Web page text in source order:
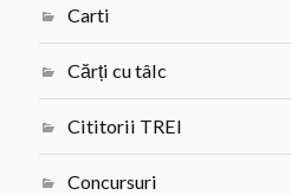
Carti
Cărți cu tâlc
Cititorii TREI
Concursuri